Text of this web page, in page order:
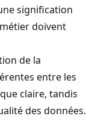
signification
doivent
de la
entre les
claire, tandis
des données.